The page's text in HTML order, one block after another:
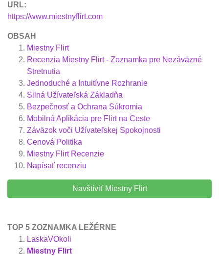
URL:
https://www.miestnyflirt.com
OBSAH
Miestny Flirt
Recenzia Miestny Flirt - Zoznamka pre Nezáväzné
Stretnutia
Jednoduché a Intuitívne Rozhranie
Silná Užívateľská Základňa
Bezpečnosť a Ochrana Súkromia
Mobilná Aplikácia pre Flirt na Ceste
Záväzok voči Užívateľskej Spokojnosti
Cenová Politika
Miestny FlirtRecenzie
Napísať recenziu
Navštíviť Miestny Flirt
TOP 5 ZOZNAMKA LEŽÉRNE
LaskaVOkoli
Miestny Flirt